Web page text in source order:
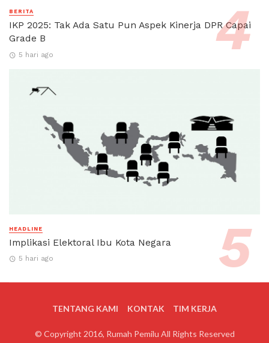
BERITA
IKP 2025: Tak Ada Satu Pun Aspek Kinerja DPR Capai
Grade B
5 hari ago
HEADLINE
Implikasi Elektoral Ibu Kota Negara
5 hari ago
TENTANG KAMI KONTAK TIM KERJA
© Copyright 2016, Rumah Pemilu All Rights Reserved